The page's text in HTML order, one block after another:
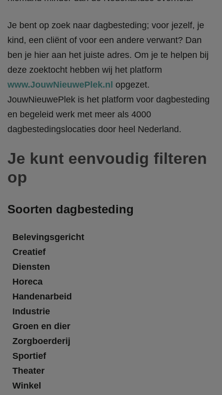
Je bent op zoek naar dagbesteding; voor jezelf, je
kind, een cliënt of voor een andere verwant? Dan
ben je hier aan het juiste adres. Om je te helpen bij
deze zoektocht hebben wij het platform
www.JouwNieuwePlek.nl opgezet.
JouwNieuwePlek is het platform voor dagbesteding
en begeleid werk met meer als 4000
dagbestedingslocaties door heel Nederland.
Je kunt eenvoudig filteren
op
Soorten dagbesteding
Belevingsgericht
Creatief
Diensten
Horeca
Handenarbeid
Industrie
Groen en dier
Zorgboerderij
Sportief
Theater
Winkel